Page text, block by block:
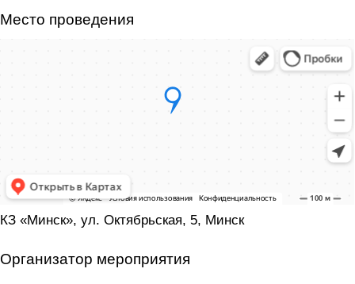
Место проведения
КЗ «Минск», ул. Октябрьская, 5, Минск
Организатор мероприятия